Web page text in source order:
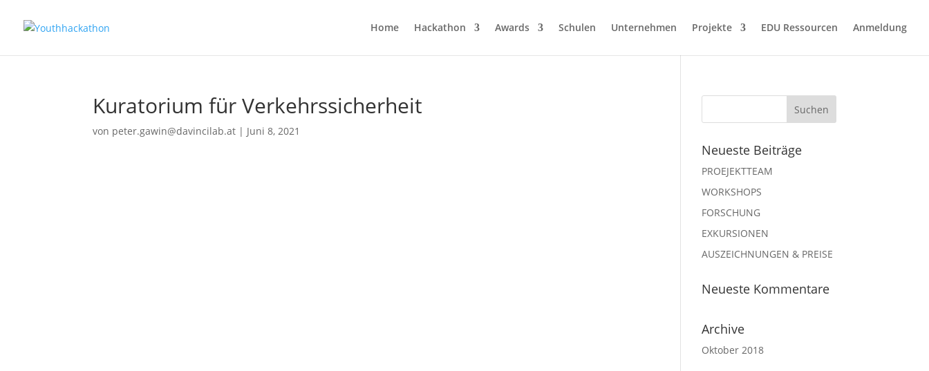
Home Hackathon Awards Schulen Unternehmen Projekte EDU Ressourcen Anmeldung
Kuratorium für Verkehrssicherheit
von peter.gawin@davincilab.at | Juni 8, 2021
Neueste Beiträge
PROEJEKTTEAM
WORKSHOPS
FORSCHUNG
EXKURSIONEN
AUSZEICHNUNGEN & PREISE
Neueste Kommentare
Archive
Oktober 2018